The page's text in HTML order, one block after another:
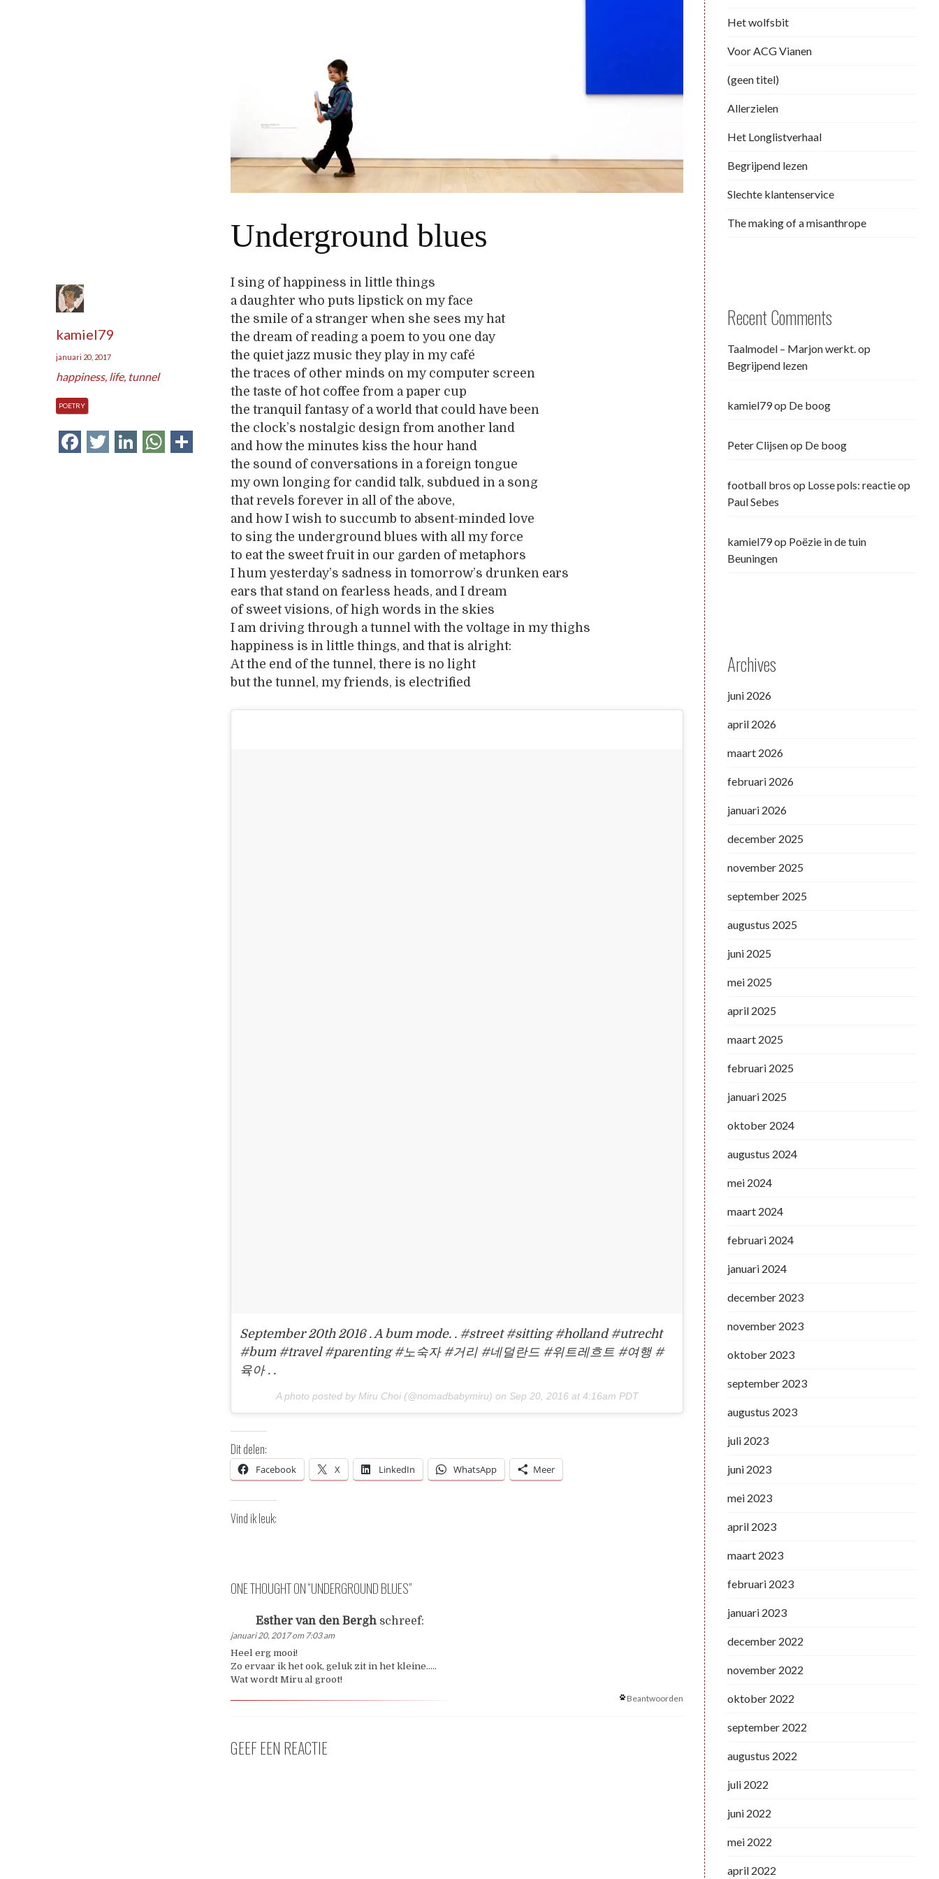
Underground blues
kamiel79
januari 20, 2017
happiness, life, tunnel
POETRY
Facebook
Twitter
LinkedInWhatsApp
Delen
I sing of happiness in little things
a daughter who puts lipstick on my face
the smile of a stranger when she sees my hat
the dream of reading a poem to you one day
the quiet jazz music they play in my café
the traces of other minds on my computer screen
the taste of hot coffee from a paper cup
the tranquil fantasy of a world that could have been
the clock’s nostalgic design from another land
and how the minutes kiss the hour hand
the sound of conversations in a foreign tongue
my own longing for candid talk, subdued in a song
that revels forever in all of the above,
and how I wish to succumb to absent-minded love
to sing the underground blues with all my force
to eat the sweet fruit in our garden of metaphors
I hum yesterday’s sadness in tomorrow’s drunken ears
ears that stand on fearless heads, and I dream
of sweet visions, of high words in the skies
I am driving through a tunnel with the voltage in my thighs
happiness is in little things, and that is alright:
At the end of the tunnel, there is no light
but the tunnel, my friends, is electrified
September 20th 2016 . A bum mode. . #street #sitting #holland #utrecht
#bum #travel #parenting #노숙자 #거리 #네덜란드 #위트레흐트 #여행 #
육아 . .
A photo posted by Miru Choi (@nomadbabymiru) on Sep 20, 2016 at 4:16am PDT
Dit delen:
Facebook X LinkedIn WhatsApp Meer
Vind ik leuk:
ONE THOUGHT ON “UNDERGROUND BLUES”
Esther van den Bergh schreef:
januari 20, 2017 om 7:03 am
Heel erg mooi!
Zo ervaar ik het ook, geluk zit in het kleine…..
Wat wordt Miru al groot!
Beantwoorden
GEEF EEN REACTIE
Het wolfsbit
Voor ACG Vianen
(geen titel)
Allerzielen
Het Longlistverhaal
Begrijpend lezen
Slechte klantenservice
The making of a misanthrope
Recent Comments
Taalmodel – Marjon werkt.op
Begrijpend lezen
kamiel79op De boog
Peter Clijsenop De boog
football bros op Losse pols: reactie op
Paul Sebes
kamiel79op Poëzie in de tuin
Beuningen
Archives
juni 2026
april 2026
maart 2026
februari 2026
januari 2026
december 2025
november 2025
september 2025
augustus 2025
juni 2025
mei 2025
april 2025
maart 2025
februari 2025
januari 2025
oktober 2024
augustus 2024
mei 2024
maart 2024
februari 2024
januari 2024
december 2023
november 2023
oktober 2023
september 2023
augustus 2023
juli 2023
juni 2023
mei 2023
april 2023
maart 2023
februari 2023
januari 2023
december 2022
november 2022
oktober 2022
september 2022
augustus 2022
juli 2022
juni 2022
mei 2022
april 2022